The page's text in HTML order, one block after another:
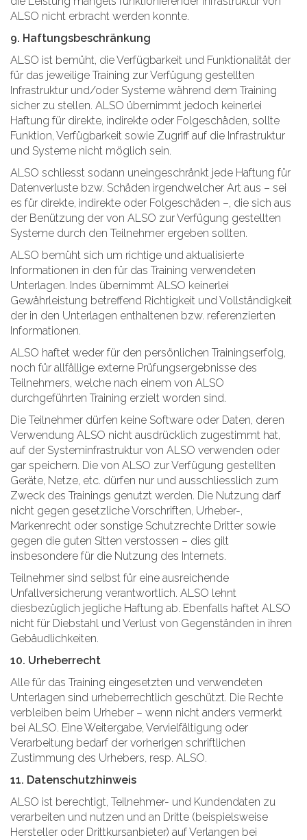
ALSO nicht erbracht werden konnte.
9. Haftungsbeschränkung
ALSO ist bemüht, die Verfügbarkeit und Funktionalität der
für das jeweilige Training zur Verfügung gestellten
Infrastruktur und/oder Systeme während dem Training
sicher zu stellen. ALSO übernimmt jedoch keinerlei
Haftung für direkte, indirekte oder Folgeschäden, sollte
Funktion, Verfügbarkeit sowie Zugriff auf die Infrastruktur
und Systeme nicht möglich sein.
ALSO schliesst sodann uneingeschränkt jede Haftung für
Datenverluste bzw. Schäden irgendwelcher Art aus – sei
es für direkte, indirekte oder Folgeschäden –, die sich aus
der Benützung der von ALSO zur Verfügung gestellten
Systeme durch den Teilnehmer ergeben sollten.
ALSO bemüht sich um richtige und aktualisierte
Informationen in den für das Training verwendeten
Unterlagen. Indes übernimmt ALSO keinerlei
Gewährleistung betreffend Richtigkeit und Vollständigkeit
der in den Unterlagen enthaltenen bzw. referenzierten
Informationen.
ALSO haftet weder für den persönlichen Trainingserfolg,
noch für allfällige externe Prüfungsergebnisse des
Teilnehmers, welche nach einem von ALSO
durchgeführten Training erzielt worden sind.
Die Teilnehmer dürfen keine Software oder Daten, deren
Verwendung ALSO nicht ausdrücklich zugestimmt hat,
auf der Systeminfrastruktur von ALSO verwenden oder
gar speichern. Die von ALSO zur Verfügung gestellten
Geräte, Netze, etc. dürfen nur und ausschliesslich zum
Zweck des Trainings genutzt werden. Die Nutzung darf
nicht gegen gesetzliche Vorschriften, Urheber-,
Markenrecht oder sonstige Schutzrechte Dritter sowie
gegen die guten Sitten verstossen – dies gilt
insbesondere für die Nutzung des Internets.
Teilnehmer sind selbst für eine ausreichende
Unfallversicherung verantwortlich. ALSO lehnt
diesbezüglich jegliche Haftung ab. Ebenfalls haftet ALSO
nicht für Diebstahl und Verlust von Gegenständen in ihren
Gebäudlichkeiten.
10. Urheberrecht
Alle für das Training eingesetzten und verwendeten
Unterlagen sind urheberrechtlich geschützt. Die Rechte
verbleiben beim Urheber – wenn nicht anders vermerkt
bei ALSO. Eine Weitergabe, Vervielfältigung oder
Verarbeitung bedarf der vorherigen schriftlichen
Zustimmung des Urhebers, resp. ALSO.
11. Datenschutzhinweis
ALSO ist berechtigt, Teilnehmer- und Kundendaten zu
verarbeiten und nutzen und an Dritte (beispielsweise
Hersteller oder Drittkursanbieter) auf Verlangen bei